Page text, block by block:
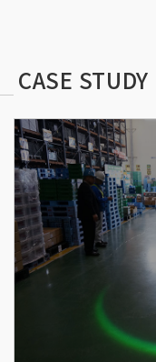
CASE STUDY